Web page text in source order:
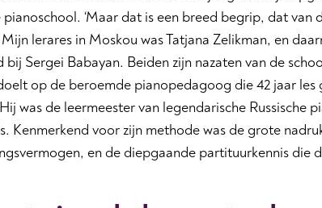
pianoschool. ‘Maar dat is een breed begrip, dat
lerares in Moskou was Tatjana Zelikman, en
bij Sergei Babayan. Beiden zijn nazaten van de
op de beroemde pianopedagoog die 42 jaar les
was de leermeester van legendarische Russische
Kenmerkend voor zijn methode was de grote
en de diepgaande partituurkennis die